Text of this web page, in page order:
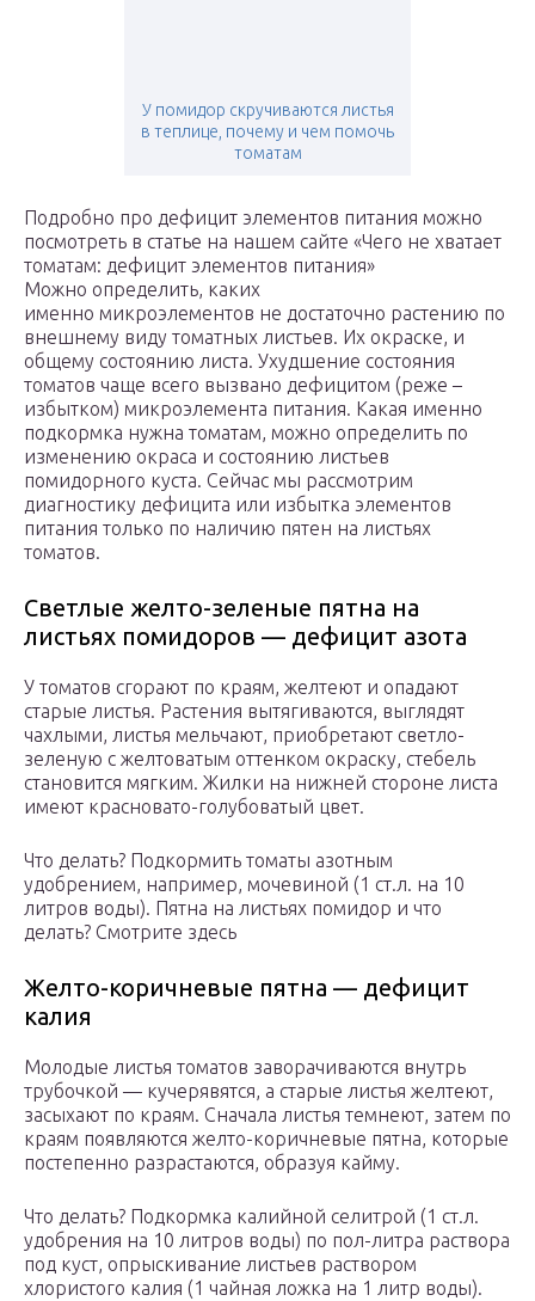
У помидор скручиваются листья
в теплице, почему и чем помочь
томатам
Подробно про дефицит элементов питания можно
посмотреть в статье на нашем сайте «Чего не хватает
томатам: дефицит элементов питания»
Можно определить, каких
именно микроэлементов не достаточно растению по
внешнему виду томатных листьев. Их окраске, и
общему состоянию листа. Ухудшение состояния
томатов чаще всего вызвано дефицитом (реже –
избытком) микроэлемента питания. Какая именно
подкормка нужна томатам, можно определить по
изменению окраса и состоянию листьев
помидорного куста. Сейчас мы рассмотрим
диагностику дефицита или избытка элементов
питания только по наличию пятен на листьях
томатов.
Светлые желто-зеленые пятна на
листьях помидоров — дефицит азота
У томатов сгорают по краям, желтеют и опадают
старые листья. Растения вытягиваются, выглядят
чахлыми, листья мельчают, приобретают светло-
зеленую с желтоватым оттенком окраску, стебель
становится мягким. Жилки на нижней стороне листа
имеют красновато-голубоватый цвет.
Что делать? Подкормить томаты азотным
удобрением, например, мочевиной (1 ст.л. на 10
литров воды). Пятна на листьях помидор и что
делать? Смотрите здесь
Желто-коричневые пятна — дефицит
калия
Молодые листья томатов заворачиваются внутрь
трубочкой — кучерявятся, а старые листья желтеют,
засыхают по краям. Сначала листья темнеют, затем по
краям появляются желто-коричневые пятна, которые
постепенно разрастаются, образуя кайму.
Что делать? Подкормка калийной селитрой (1 ст.л.
удобрения на 10 литров воды) по пол-литра раствора
под куст, опрыскивание листьев раствором
хлористого калия (1 чайная ложка на 1 литр воды).